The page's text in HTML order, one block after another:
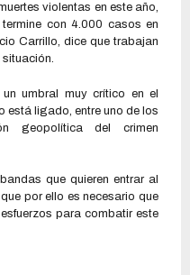
violentas en este año,
con 4.000 casos en
Carrillo, dice que trabajan
situación.
umbral muy crítico en el
está ligado, entre uno de los
geopolítica del crimen
que quieren entrar al
por ello es necesario que
para combatir este